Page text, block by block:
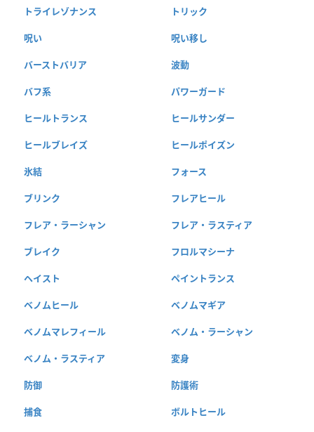
トライレゾナンス トリック
呪い 呪い移し
バーストバリア 波動
バフ系 パワーガード
ヒールトランス ヒールサンダー
ヒールブレイズ ヒールポイズン
氷結 フォース
ブリンク フレアヒール
フレア・ラーシャン フレア・ラスティア
ブレイク フロルマシーナ
ヘイスト ペイントランス
ベノムヒール ベノムマギア
ベノムマレフィール ベノム・ラーシャン
ベノム・ラスティア 変身
防御 防護術
捕食 ボルトヒール